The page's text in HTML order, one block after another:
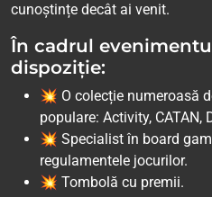
cunoștințe decât ai venit.
În cadrul
dispoziție:
💥 O colecție numeroasă
populare: Activity, CATAN,
💥 Specialist în board
regulamentele jocurilor.
💥 Tombolă cu premii.